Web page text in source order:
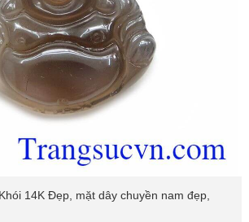
14K Đẹp, mặt dây chuyền nam đẹp,